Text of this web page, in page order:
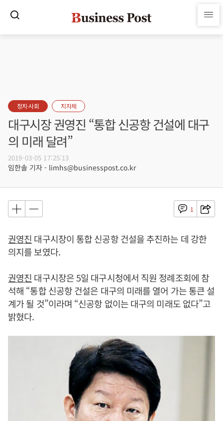
정치·사회 지자체
대구시장 권영진 “통합 신공항 건설에 대구
의 미래 달려”
2019-03-05 17:25:13
임한솔 기자 - limhs@businesspost.co.kr
1
권영진 대구시장이 통합 신공항 건설을 추진하는 데 강한
의지를 보였다.
권영진 대구시장은 5일 대구시청에서 직원 정례조회에 참
석해 “통합 신공항 건설은 대구의 미래를 열어 가는 통큰 설
계가 될 것”이라며 “신공항 없이는 대구의 미래도 없다”고
밝혔다.